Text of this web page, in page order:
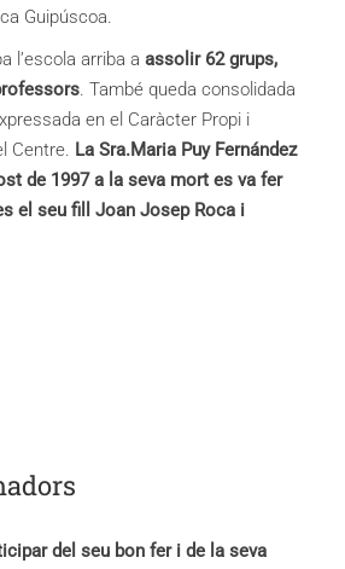
Guipúscoa.
l’escola arriba a assolir 62 grups,
. També queda consolidada
en el Caràcter Propi i
Centre. La Sra.Maria PuyFernández
de 1997 a la seva mort es va fer
el seu fill Joan Josep Roca i
del seu bon fer i de la seva